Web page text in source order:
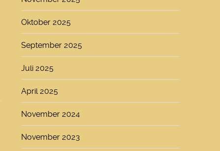
Oktober 2025
September 2025
Juli 2025
April 2025
November 2024
November 2023